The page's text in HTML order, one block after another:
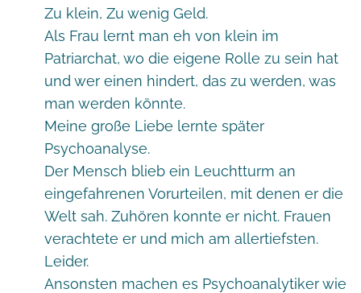
Zu klein, Zu wenig Geld.
Als Frau lernt man eh von klein im
Patriarchat, wo die eigene Rolle zu sein hat
und wer einen hindert, das zu werden, was
man werden könnte.
Meine große Liebe lernte später
Psychoanalyse.
Der Mensch blieb ein Leuchtturm an
eingefahrenen Vorurteilen, mit denen er die
Welt sah. Zuhören konnte er nicht. Frauen
verachtete er und mich am allertiefsten.
Leider.
Ansonsten machen es Psychoanalytiker wie